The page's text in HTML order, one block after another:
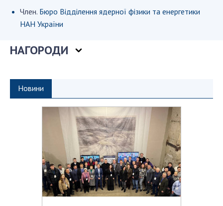
Оцінювання ефективності діяльності
наукових установ
Конкурси наукових досліджень НАН України
Відкрита наука в НАН України
Підготовка наукових кадрів
МІЖНАРОДНЕ СПІВРОБІТНИЦТВО
Членство в міжнародних організаціях
Міжнародні угоди
Міжнародні програми та конкурси
ДОКУМЕНТИ
Член. Бюро Відділення ядерної фізики та енергетики
НАН України
НАГОРОДИ
Новини